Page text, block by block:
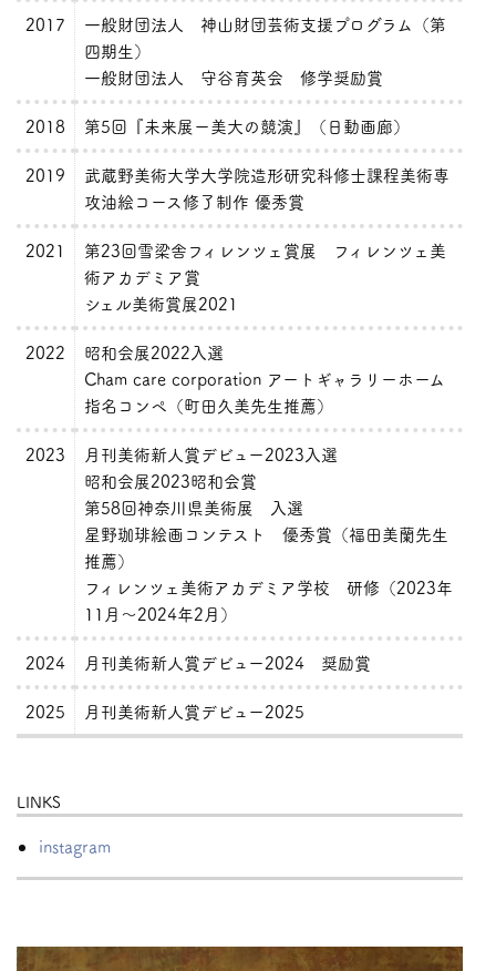
2017
一般財団法人 神山財団芸術支援プログラム（第
四期生）
一般財団法人 守谷育英会 修学奨励賞
2018 第5回『未来展ー美大の競演』（日動画廊）
2019
武蔵野美術大学大学院造形研究科修士課程美術専
攻油絵コース修了制作 優秀賞
2021
第23回雪梁舎フィレンツェ賞展 フィレンツェ美
術アカデミア賞
シェル美術賞展2021
2022
昭和会展2022入選
Cham care corporation アートギャラリーホーム
指名コンペ（町田久美先生推薦）
2023
月刊美術新人賞デビュー2023入選
昭和会展2023昭和会賞
第58回神奈川県美術展 入選
星野珈琲絵画コンテスト 優秀賞（福田美蘭先生
推薦）
フィレンツェ美術アカデミア学校 研修（2023年
11月～2024年2月）
2024 月刊美術新人賞デビュー2024 奨励賞
2025 月刊美術新人賞デビュー2025
LINKS
instagram